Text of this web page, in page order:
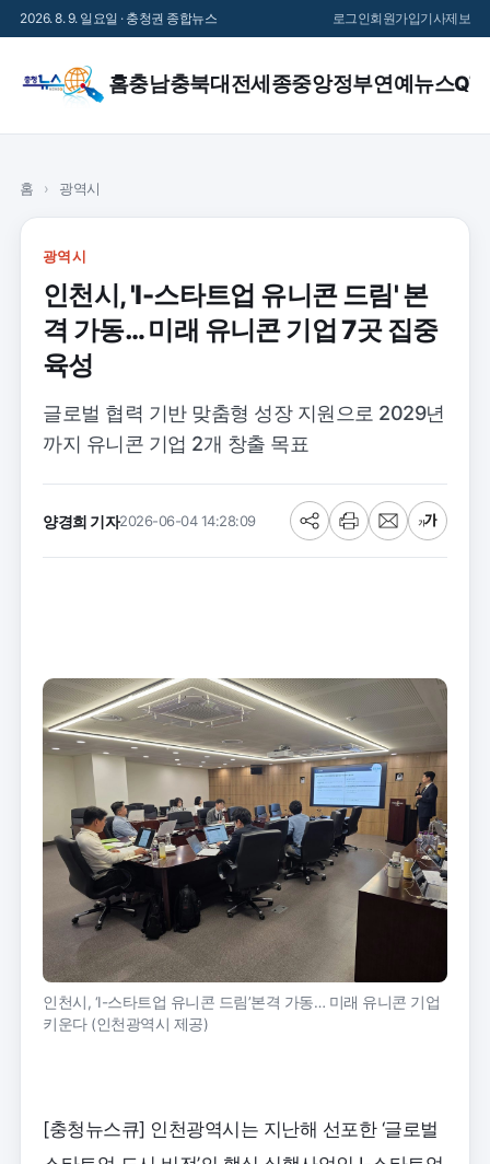
2026. 8. 9. 일요일 · 충청권 종합뉴스 로그인회원가입기사제보
홈충남충북대전세종중앙정부연예 뉴스
홈 › 광역시
광역시
인천시, 'I-스타트업 유니콘 드림' 본
격 가동… 미래 유니콘 기업 7곳 집중
육성
글로벌 협력 기반 맞춤형 성장 지원으로 2029년
까지 유니콘 기업 2개 창출 목표
양경희 기자2026-06-04 14:28:09
공
유
프
린
메
일
글
씨
인천시, ‘I-스타트업 유니콘 드림’본격 가동… 미래 유니콘 기업
키운다 (인천광역시 제공)
[충청뉴스큐] 인천광역시는 지난해 선포한 ‘글로벌